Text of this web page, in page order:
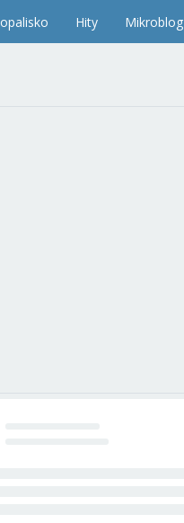
Hity Mikroblog